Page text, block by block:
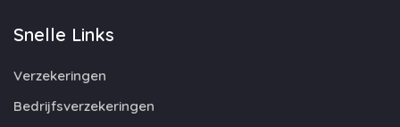
Snelle Links
Verzekeringen
Bedrijfsverzekeringen